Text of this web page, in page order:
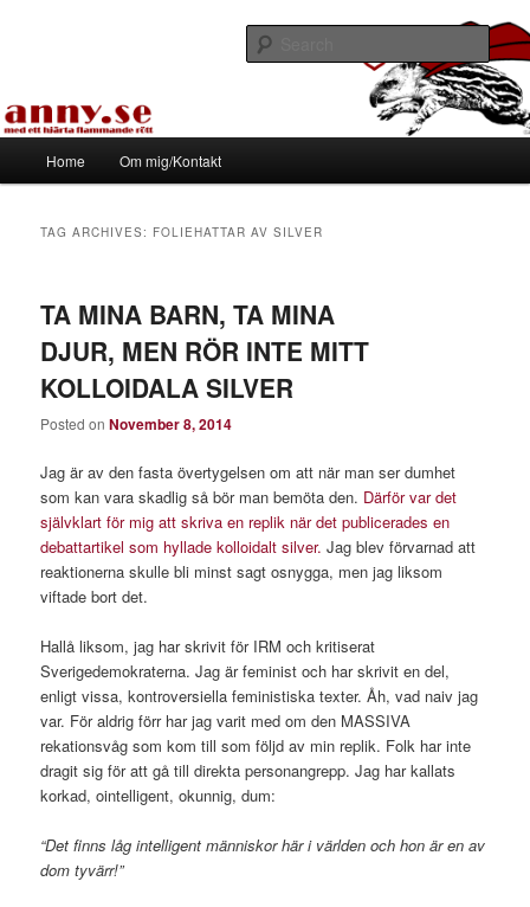
Tapirhen
Home Om mig/Kontakt
TAG ARCHIVES: FOLIEHATTAR AV SILVER
TA MINA BARN, TA MINA
DJUR, MEN RÖR INTE MITT
KOLLOIDALA SILVER
Posted onNovember 8, 2014
Jag är av den fasta övertygelsen om att när man ser dumhet
som kan vara skadlig så bör man bemöta den. Därför var det
självklart för mig att skriva en replik när det publicerades en
debattartikel som hyllade kolloidalt silver.Jag blev förvarnad att
reaktionerna skulle bli minst sagt osnygga, men jag liksom
viftade bort det.
Hallå liksom, jag har skrivit för IRM och kritiserat
Sverigedemokraterna. Jag är feminist och har skrivit en del,
enligt vissa, kontroversiella feministiska texter. Åh, vad naiv jag
var. För aldrig förr har jag varit med om den MASSIVA
rekationsvåg som kom till som följd av min replik. Folk har inte
dragit sig för att gå till direkta personangrepp. Jag har kallats
korkad, ointelligent, okunnig, dum:
“Det finns låg intelligent människor här i världen och hon är en av
dom tyvärr!”